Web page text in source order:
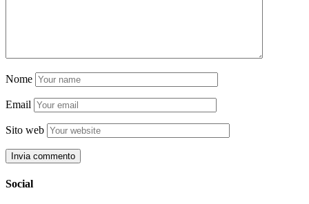
Nome
Email
Sito web
Social